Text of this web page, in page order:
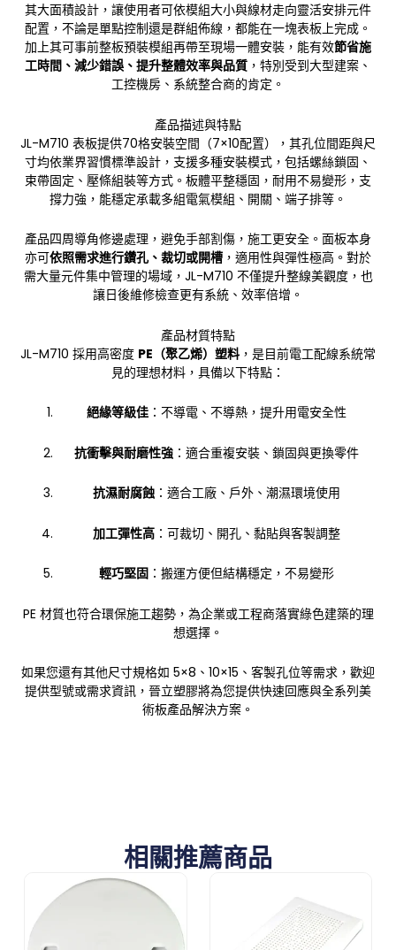
其大面積設計，讓使用者可依模組大小與線材走向靈活安排元件
配置，不論是單點控制還是群組佈線，都能在一塊表板上完成。
加上其可事前整板預裝模組再帶至現場一體安裝，能有效節省施
工時間、減少錯誤、提升整體效率與品質 ，特別受到大型建案、
工控機房、系統整合商的肯定。
產品描述與特點
JL-M710 表板提供70格安裝空間（7×10配置），其孔位間距與尺
寸均依業界習慣標準設計，支援多種安裝模式，包括螺絲鎖固、
束帶固定、壓條組裝等方式。板體平整穩固，耐用不易變形，支
撐力強，能穩定承載多組電氣模組、開關、端子排等。
產品四周導角修邊處理，避免手部割傷，施工更安全。面板本身
亦可依照需求進行鑽孔、裁切或開槽 ，適用性與彈性極高。對於
需大量元件集中管理的場域，JL-M710 不僅提升整線美觀度，也
讓日後維修檢查更有系統、效率倍增。
產品材質特點
JL-M710 採用高密度 PE（聚乙烯）塑料 ，是目前電工配線系統常
見的理想材料，具備以下特點：
絕緣等級佳 ：不導電、不導熱，提升用電安全性
抗衝擊與耐磨性強 ：適合重複安裝、鎖固與更換零件
抗濕耐腐蝕 ：適合工廠、戶外、潮濕環境使用
加工彈性高 ：可裁切、開孔、黏貼與客製調整
輕巧堅固 ：搬運方便但結構穩定，不易變形
PE 材質也符合環保施工趨勢，為企業或工程商落實綠色建築的理
想選擇。
如果您還有其他尺寸規格如 5×8、10×15、客製孔位等需求，歡迎
提供型號或需求資訊，晉立塑膠將為您提供快速回應與全系列美
術板產品解決方案。
相關推薦商品